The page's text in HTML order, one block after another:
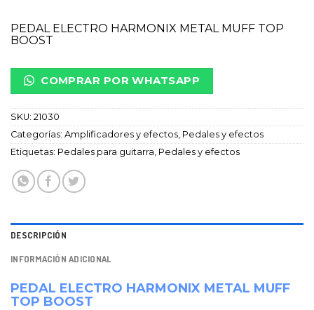
PEDAL ELECTRO HARMONIX METAL MUFF TOP
BOOST
COMPRAR POR WHATSAPP
SKU: 21030
Categorías: Amplificadores y efectos Pedales y efectos
Etiquetas: Pedales para guitarra Pedales y efectos
DESCRIPCIÓN
INFORMACIÓN ADICIONAL
PEDAL ELECTRO HARMONIX METAL MUFF
TOP BOOST